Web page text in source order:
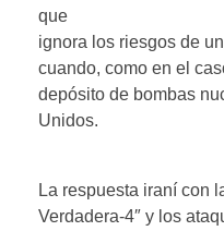
que
ignora los riesgos de
cuando, como en el
depósito de bombas
Unidos.
La respuesta iraní con
Verdadera-4″ y los